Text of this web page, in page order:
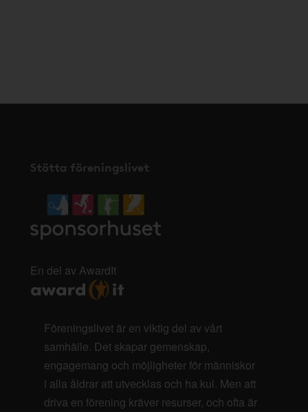
Stötta föreningslivet
En del av AwardIt
Föreningslivet är en viktig del av vårt
samhälle. Det skapar gemenskap,
engagemang och möjligheter för människor
i alla åldrar att utvecklas och ha kul. Men att
driva en förening kräver resurser, och ofta är